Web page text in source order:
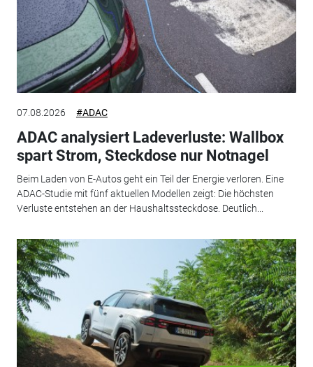
07.08.2026 #ADAC
ADAC analysiert Ladeverluste: Wallbox
spart Strom, Steckdose nur Notnagel
Beim Laden von E-Autos geht ein Teil der Energie verloren. Eine
ADAC-Studie mit fünf aktuellen Modellen zeigt: Die höchsten
Verluste entstehen an der Haushaltssteckdose. Deutlich...